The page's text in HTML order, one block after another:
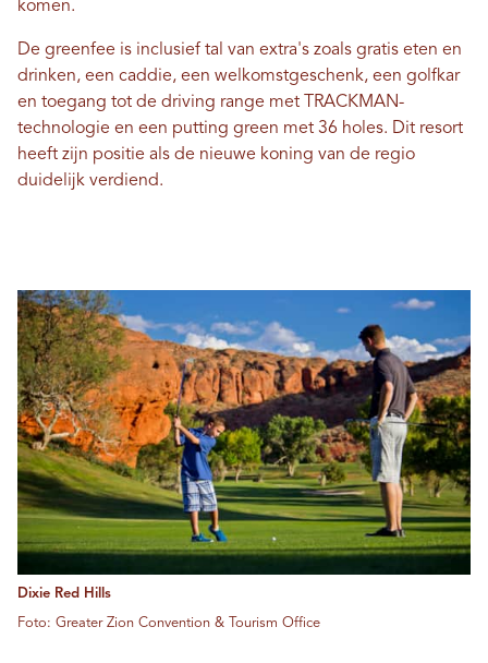
komen.
De greenfee is inclusief tal van extra's zoals gratis eten en
drinken, een caddie, een welkomstgeschenk, een golfkar
en toegang tot de driving range met TRACKMAN-
technologie en een putting green met 36 holes. Dit resort
heeft zijn positie als de nieuwe koning van de regio
duidelijk verdiend.
Dixie Red Hills
Foto: Greater Zion Convention & Tourism Office